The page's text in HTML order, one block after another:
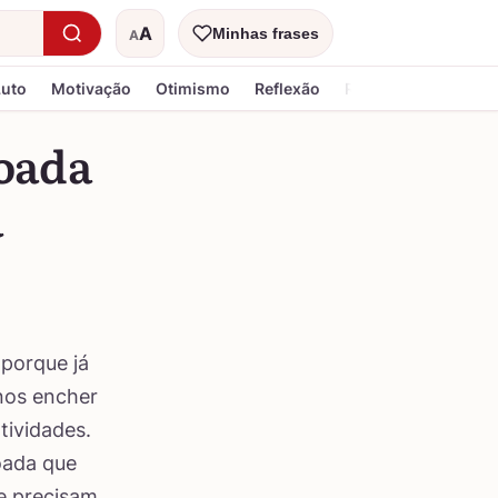
AA
Tamanho do textoMinhas frases
Motivação Otimismo Reflexão Religiosa
já
encher
que